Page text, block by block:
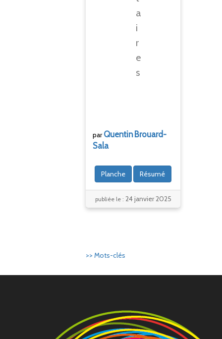
a
i
r
e
s
parQuentin Brouard-
Sala
Planche Résumé
publiée le : 24 janvier 2025
>> Mots-clés